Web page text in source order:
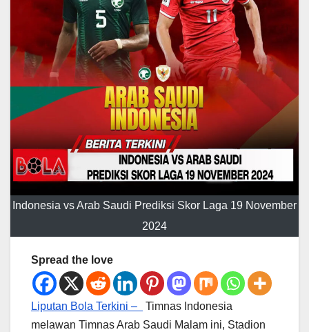
Indonesia vs Arab Saudi Prediksi Skor Laga 19 November
2024
Spread the love
Liputan Bola Terkini –
Timnas Indonesia
melawan Timnas Arab Saudi Malam ini, Stadion